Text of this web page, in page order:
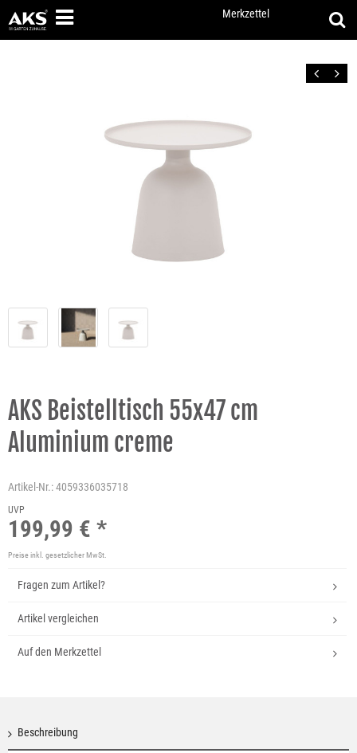
Merkzettel
Zurück Vor
AKS Beistelltisch 55x47 cm
Aluminium creme
Artikel-Nr.:4059336035718
UVP
199,99 € *
Preise inkl. gesetzlicher MwSt.
Fragen zum Artikel?
Artikel vergleichen
Auf den Merkzettel
Beschreibung